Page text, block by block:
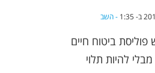
- השב
ביטוח חיים
להיות תלוי